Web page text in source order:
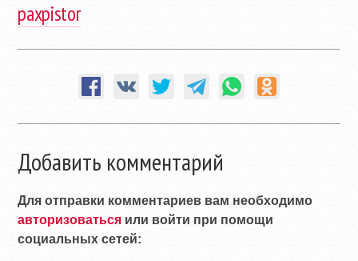
paxpistor
Добавить комментарий
Для отправки комментариев вам необходимо
авторизоваться или войти при помощи
социальных сетей: